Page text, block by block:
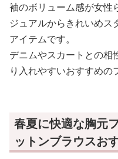
袖のボリューム感が女性
ジュアルからきれいめス
アイテムです。
デニムやスカートとの相
り入れやすいおすすめの
春夏に快適な胸元
ットンブラウスお